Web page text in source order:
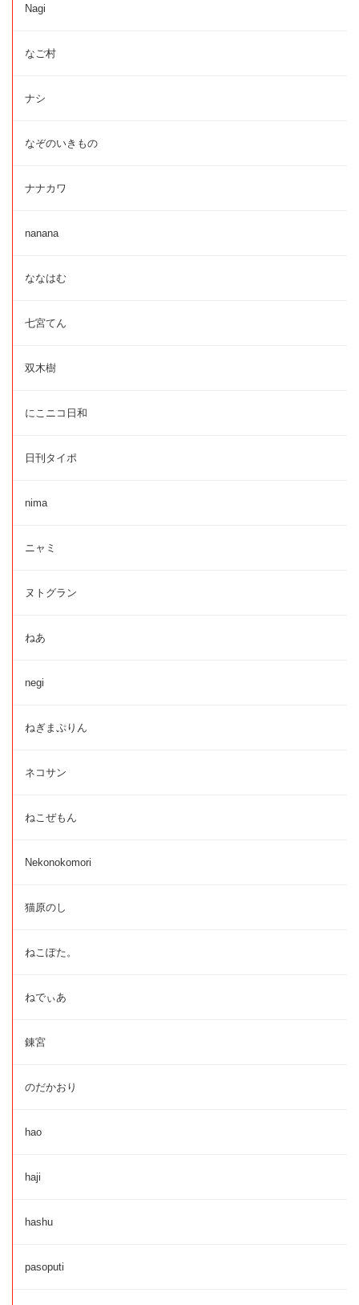
Nagi
なご村
ナシ
なぞのいきもの
ナナカワ
nanana
ななはむ
七宮てん
双木樹
にこニコ日和
日刊タイポ
nima
ニャミ
ヌトグラン
ねあ
negi
ねぎまぷりん
ネコサン
ねこぜもん
Nekonokomori
猫原のし
ねこぽた。
ねでぃあ
錬宮
のだかおり
hao
haji
hashu
pasoputi